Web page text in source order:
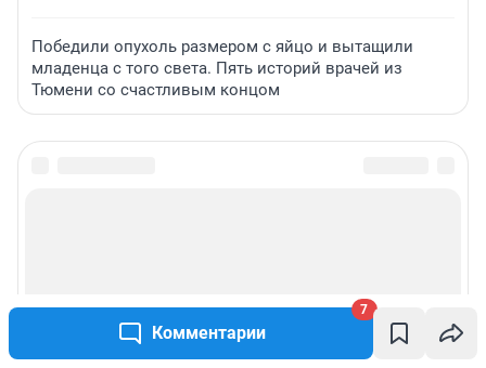
Комментарии
7
Победили опухоль размером с яйцо и вытащили
младенца с того света. Пять историй врачей из
Тюмени со счастливым концом